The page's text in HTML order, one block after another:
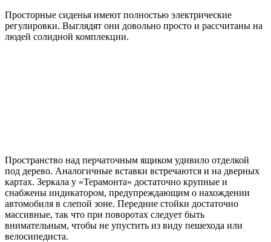
Просторные сиденья имеют полностью электрические
регулировки. Выглядят они довольно просто и рассчитаны на
людей солидной комплекции.
Пространство над перчаточным ящиком удивило отделкой
под дерево. Аналогичные вставки встречаются и на дверных
картах. Зеркала у «Терамонта» достаточно крупные и
снабжены индикатором, предупреждающим о нахождении
автомобиля в слепой зоне. Передние стойки достаточно
массивные, так что при поворотах следует быть
внимательным, чтобы не упустить из виду пешехода или
велосипедиста.